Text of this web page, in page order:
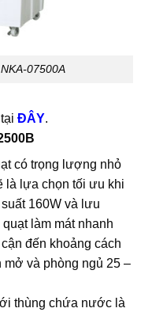
07500A
ĐÂY.
có trọng lượng nhỏ
là lựa chọn tối ưu khi
160W và lưu
làm mát nhanh
đến khoảng cách
và phòng ngủ 25 –
thùng chứa nước là